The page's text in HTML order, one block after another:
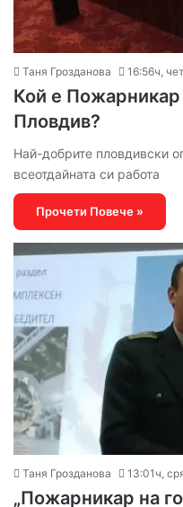
Таня Грозданова 16:56ч,
Кой е Пожарникар
Пловдив?
Най-добрите пловдивски
всеотдайната си работа
Прочети Повече »
Таня Грозданова 13:01ч,
„Пожарникар на